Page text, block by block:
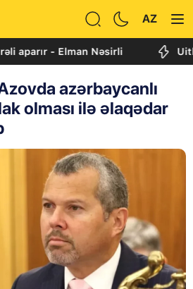
AZ
- Elman Nəsirli Uitkoff:
azərbaycanlı
olması ilə əlaqədar